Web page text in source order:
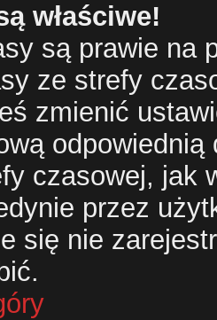
właściwe!
są prawie na
ze strefy
zmienić
czasowej, jak
przez
się nie